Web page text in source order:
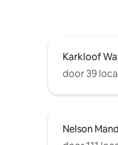
slaapkamer
Karkloof
door 39
Nelson